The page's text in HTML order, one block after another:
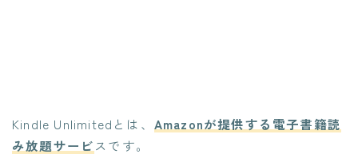
Kindle Unlimitedとは、 Amazonが提供する電子書籍読
み放題サービスです。